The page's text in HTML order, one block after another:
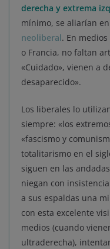
derecha y extrema
mínimo, se aliarían
neoliberal. En
o Francia, no faltan
«Cuidado», vienen a
desaparecido».
Los liberales lo
siempre: «los
«fascismo y
totalitarismo en el
siguen en las
niegan con
a sus espaldas una
con esta excelente
medios (cuando
ultraderecha),